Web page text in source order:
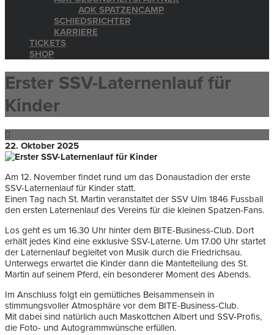
AOK SPATZENCAMP
SCHIEDSRICHTER
KARRIERE
TICKETS
SHOP
Erster SSV-Laternenlauf für
Kinder
22. Oktober 2025
Am 12. November findet rund um das Donaustadion der erste
SSV-Laternenlauf für Kinder statt.
Einen Tag nach St. Martin veranstaltet der SSV Ulm 1846 Fussball
den ersten Laternenlauf des Vereins für die kleinen Spatzen-Fans.
Los geht es um 16.30 Uhr hinter dem BITE-Business-Club. Dort
erhält jedes Kind eine exklusive SSV-Laterne. Um 17.00 Uhr startet
der Laternenlauf begleitet von Musik durch die Friedrichsau.
Unterwegs erwartet die Kinder dann die Mantelteilung des St.
Martin auf seinem Pferd, ein besonderer Moment des Abends.
Im Anschluss folgt ein gemütliches Beisammensein in
stimmungsvoller Atmosphäre vor dem BITE-Business-Club.
Mit dabei sind natürlich auch Maskottchen Albert und SSV-Profis,
die Foto- und Autogrammwünsche erfüllen.